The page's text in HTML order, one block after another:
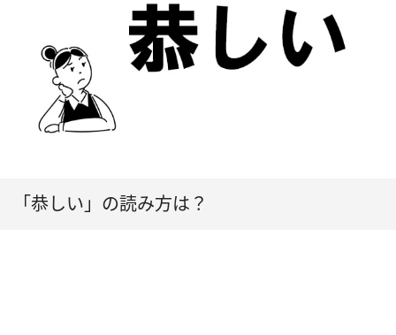
「恭しい」の読み方は？